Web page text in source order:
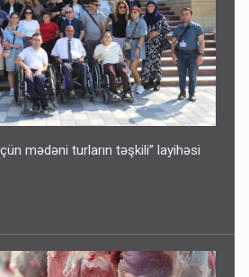
mədəni turların təşkili” layihəsi